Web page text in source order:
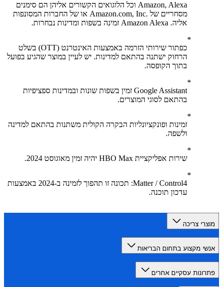
Amazon, Alexa וכל הלוגואים הקשורים אליהן הם סימנים
מסחריים של .‏‎Amazon.com, Inc או של החברות המסונפות
אליה. Amazon Alexa זמינה בשפות ומדינות נבחרות.
כפתור שירותי הזרמה באמצעות האינטרנט (OTT) בשלט
הרחוק ישתנה בהתאם למדינות. יש לעיין במוצר שהגיע בפועל
בתוך הקופסה.
Google Assistant זמין בשפות שונות ובמדינות ספציפיות
בהתאם לסוגי המוצרים.
זמינות ופונקציונליות הבקרה הקולית משתנות בהתאם למדינה
ולשפה.
שירות אפליקציית HBO Max יהיה זמין מאוגוסט 2024.
Matter / Control4: תכונה זו תהפוך לזמינה ב-2024 באמצעות
עדכון תוכנה.
צריכה
מקצוע בתחום הבריאות
עסקיים אחרים